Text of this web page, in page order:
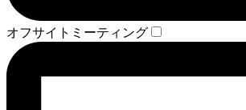
オフサイトミーティング